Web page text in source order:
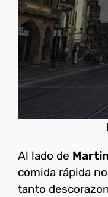
Al lado de
comida rápida
tanto